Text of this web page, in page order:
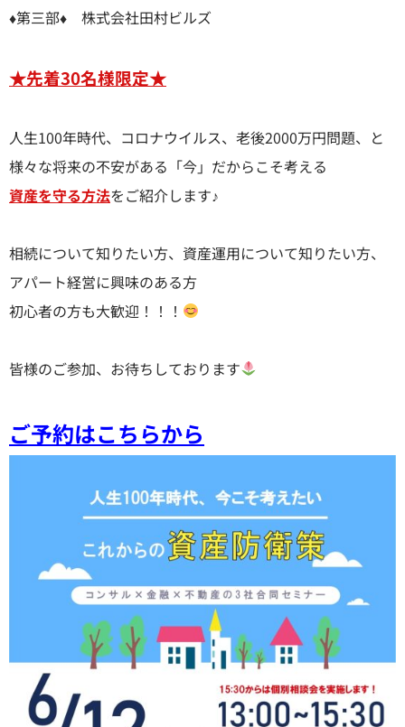
♦第三部♦ 株式会社田村ビルズ
★先着30名様限定★
人生100年時代、コロナウイルス、老後2000万円問題、と
様々な将来の不安がある「今」だからこそ考える
資産を守る方法をご紹介します♪
相続について知りたい方、資産運用について知りたい方、
アパート経営に興味のある方
初心者の方も大歓迎！！！
皆様のご参加、お待ちしております
ご予約はこちらから